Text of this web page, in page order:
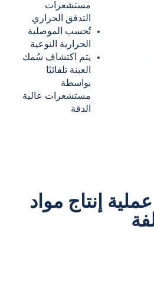
مستشعرات
التدفق الحراري
تُحسب الموصلية
الحرارية النوعية
يتم اكتشاف سُمك
العينة تلقائيًا
بواسطة
مستشعرات عالية
الدقة
إنتاج مواد